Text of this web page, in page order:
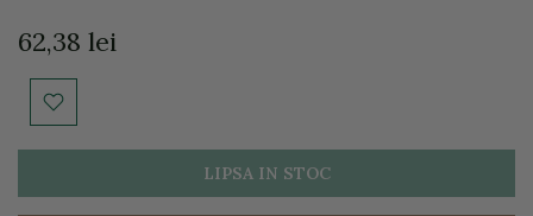
62,38 lei
LIPSA IN STOC